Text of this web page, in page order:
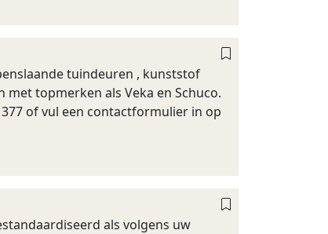
tuindeuren , kunststof
topmerken als Veka en Schuco.
of vul een contactformulier in op
als volgens uw